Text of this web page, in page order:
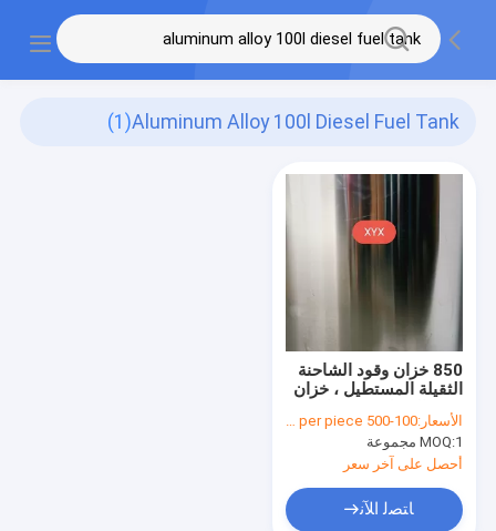
Aluminum Alloy 100l Diesel Fuel Tank
(1)
850 خزان وقود الشاحنة
الثقيلة المستطيل ، خزان
وقود الديزل من سبائك
الألومنيوم سعة 100 لتر
الأسعار:100-500 USD per piece
MOQ:1 مجموعة
أحصل على آخر سعر
ﺎﺘﺼﻟ ﺍﻶﻧ